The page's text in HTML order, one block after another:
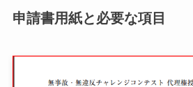
申請書用紙と必要な項目